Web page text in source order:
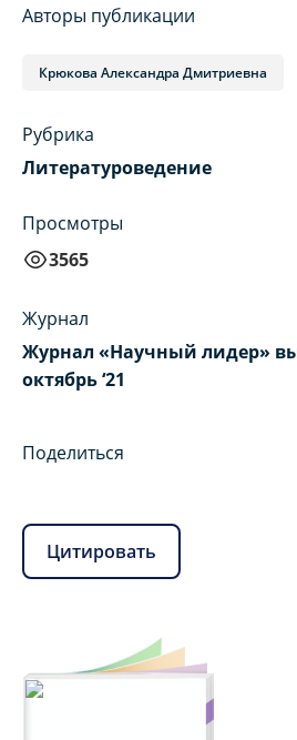
Авторы публикации
Крюкова Александра Дмитриевна
Рубрика
Литературоведение
Просмотры
3565
Журнал
Журнал «Научный лидер»
октябрь ‘21
Поделиться
Цитировать